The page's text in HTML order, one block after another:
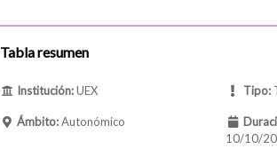
Tabla resumen
Institución:UEX Tipo:
Ámbito:Autonómico
10/10/